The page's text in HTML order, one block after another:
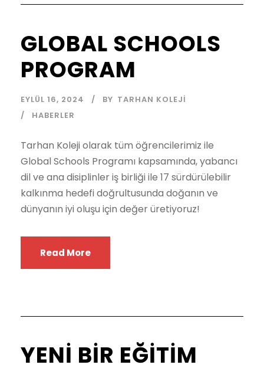
GLOBAL SCHOOLS
PROGRAM
EYLÜL 16, 2024 BY TARHAN KOLEJI
HABERLER
Tarhan Koleji olarak tüm öğrencilerimiz ile
Global Schools Programı kapsamında, yabancı
dil ve ana disiplinler iş birliği ile 17 sürdürülebilir
kalkınma hedefi doğrultusunda doğanın ve
dünyanın iyi oluşu için değer üretiyoruz!
Read More
YENİ BİR EĞİTİM